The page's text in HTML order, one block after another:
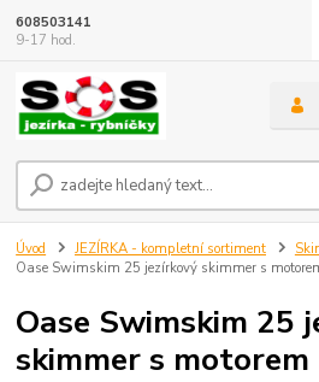
608503141
9-17 hod.
Úvod JEZÍRKA - kompletní sortiment
Oase Swimskim 25 jezírkový skimmer s
Oase Swimskim 25
skimmer s motorem